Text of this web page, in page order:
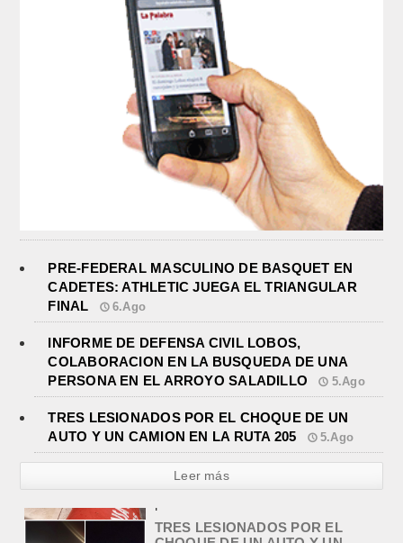
PRE-FEDERAL MASCULINO DE BASQUET EN
CADETES: ATHLETIC JUEGA EL TRIANGULAR
FINAL
6.Ago
INFORME DE DEFENSA CIVIL LOBOS,
COLABORACION EN LA BUSQUEDA DE UNA
PERSONA EN EL ARROYO SALADILLO
5.Ago
TRES LESIONADOS POR EL CHOQUE DE UN
AUTO Y UN CAMION EN LA RUTA 205
5.Ago
Leer más
TRES LESIONADOS POR EL
CHOQUE DE UN AUTO Y UN